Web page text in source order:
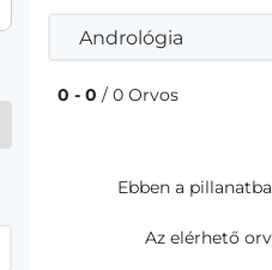
Andrológia
0 - 0 / 0 Orvos
Ebben a
Az elérhető